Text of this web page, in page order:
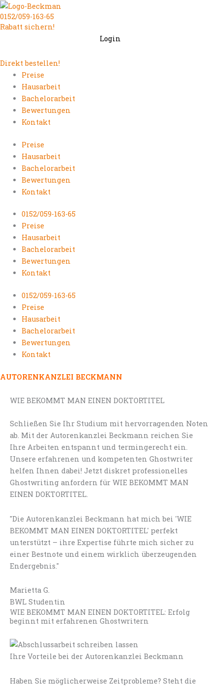
Zum
Inhalt
springen
0152/059-163-65
Rabatt sichern!
Login
Direkt bestellen!
Preise
Hausarbeit
Bachelorarbeit
Bewertungen
Kontakt
Preise
Hausarbeit
Bachelorarbeit
Bewertungen
Kontakt
0152/059-163-65
Preise
Hausarbeit
Bachelorarbeit
Bewertungen
Kontakt
0152/059-163-65
Preise
Hausarbeit
Bachelorarbeit
Bewertungen
Kontakt
AUTORENKANZLEI BECKMANN
WIE BEKOMMT MAN EINEN DOKTORTITEL
Schließen Sie Ihr Studium mit hervorragenden Noten
ab. Mit der Autorenkanzlei Beckmann reichen Sie
Ihre Arbeiten entspannt und termingerecht ein.
Unsere erfahrenen und kompetenten Ghostwriter
helfen Ihnen dabei! Jetzt diskret professionelles
Ghostwriting anfordern für WIE BEKOMMT MAN
EINEN DOKTORTITEL.
"Die Autorenkanzlei Beckmann hat mich bei 'WIE
BEKOMMT MAN EINEN DOKTORTITEL' perfekt
unterstützt – ihre Expertise führte mich sicher zu
einer Bestnote und einem wirklich überzeugenden
Endergebnis."
Marietta G.
BWL Studentin
WIE BEKOMMT MAN EINEN DOKTORTITEL: Erfolg
beginnt mit erfahrenen Ghostwritern
Ihre Vorteile bei der Autorenkanzlei Beckmann
Haben Sie möglicherweise Zeitprobleme? Steht die